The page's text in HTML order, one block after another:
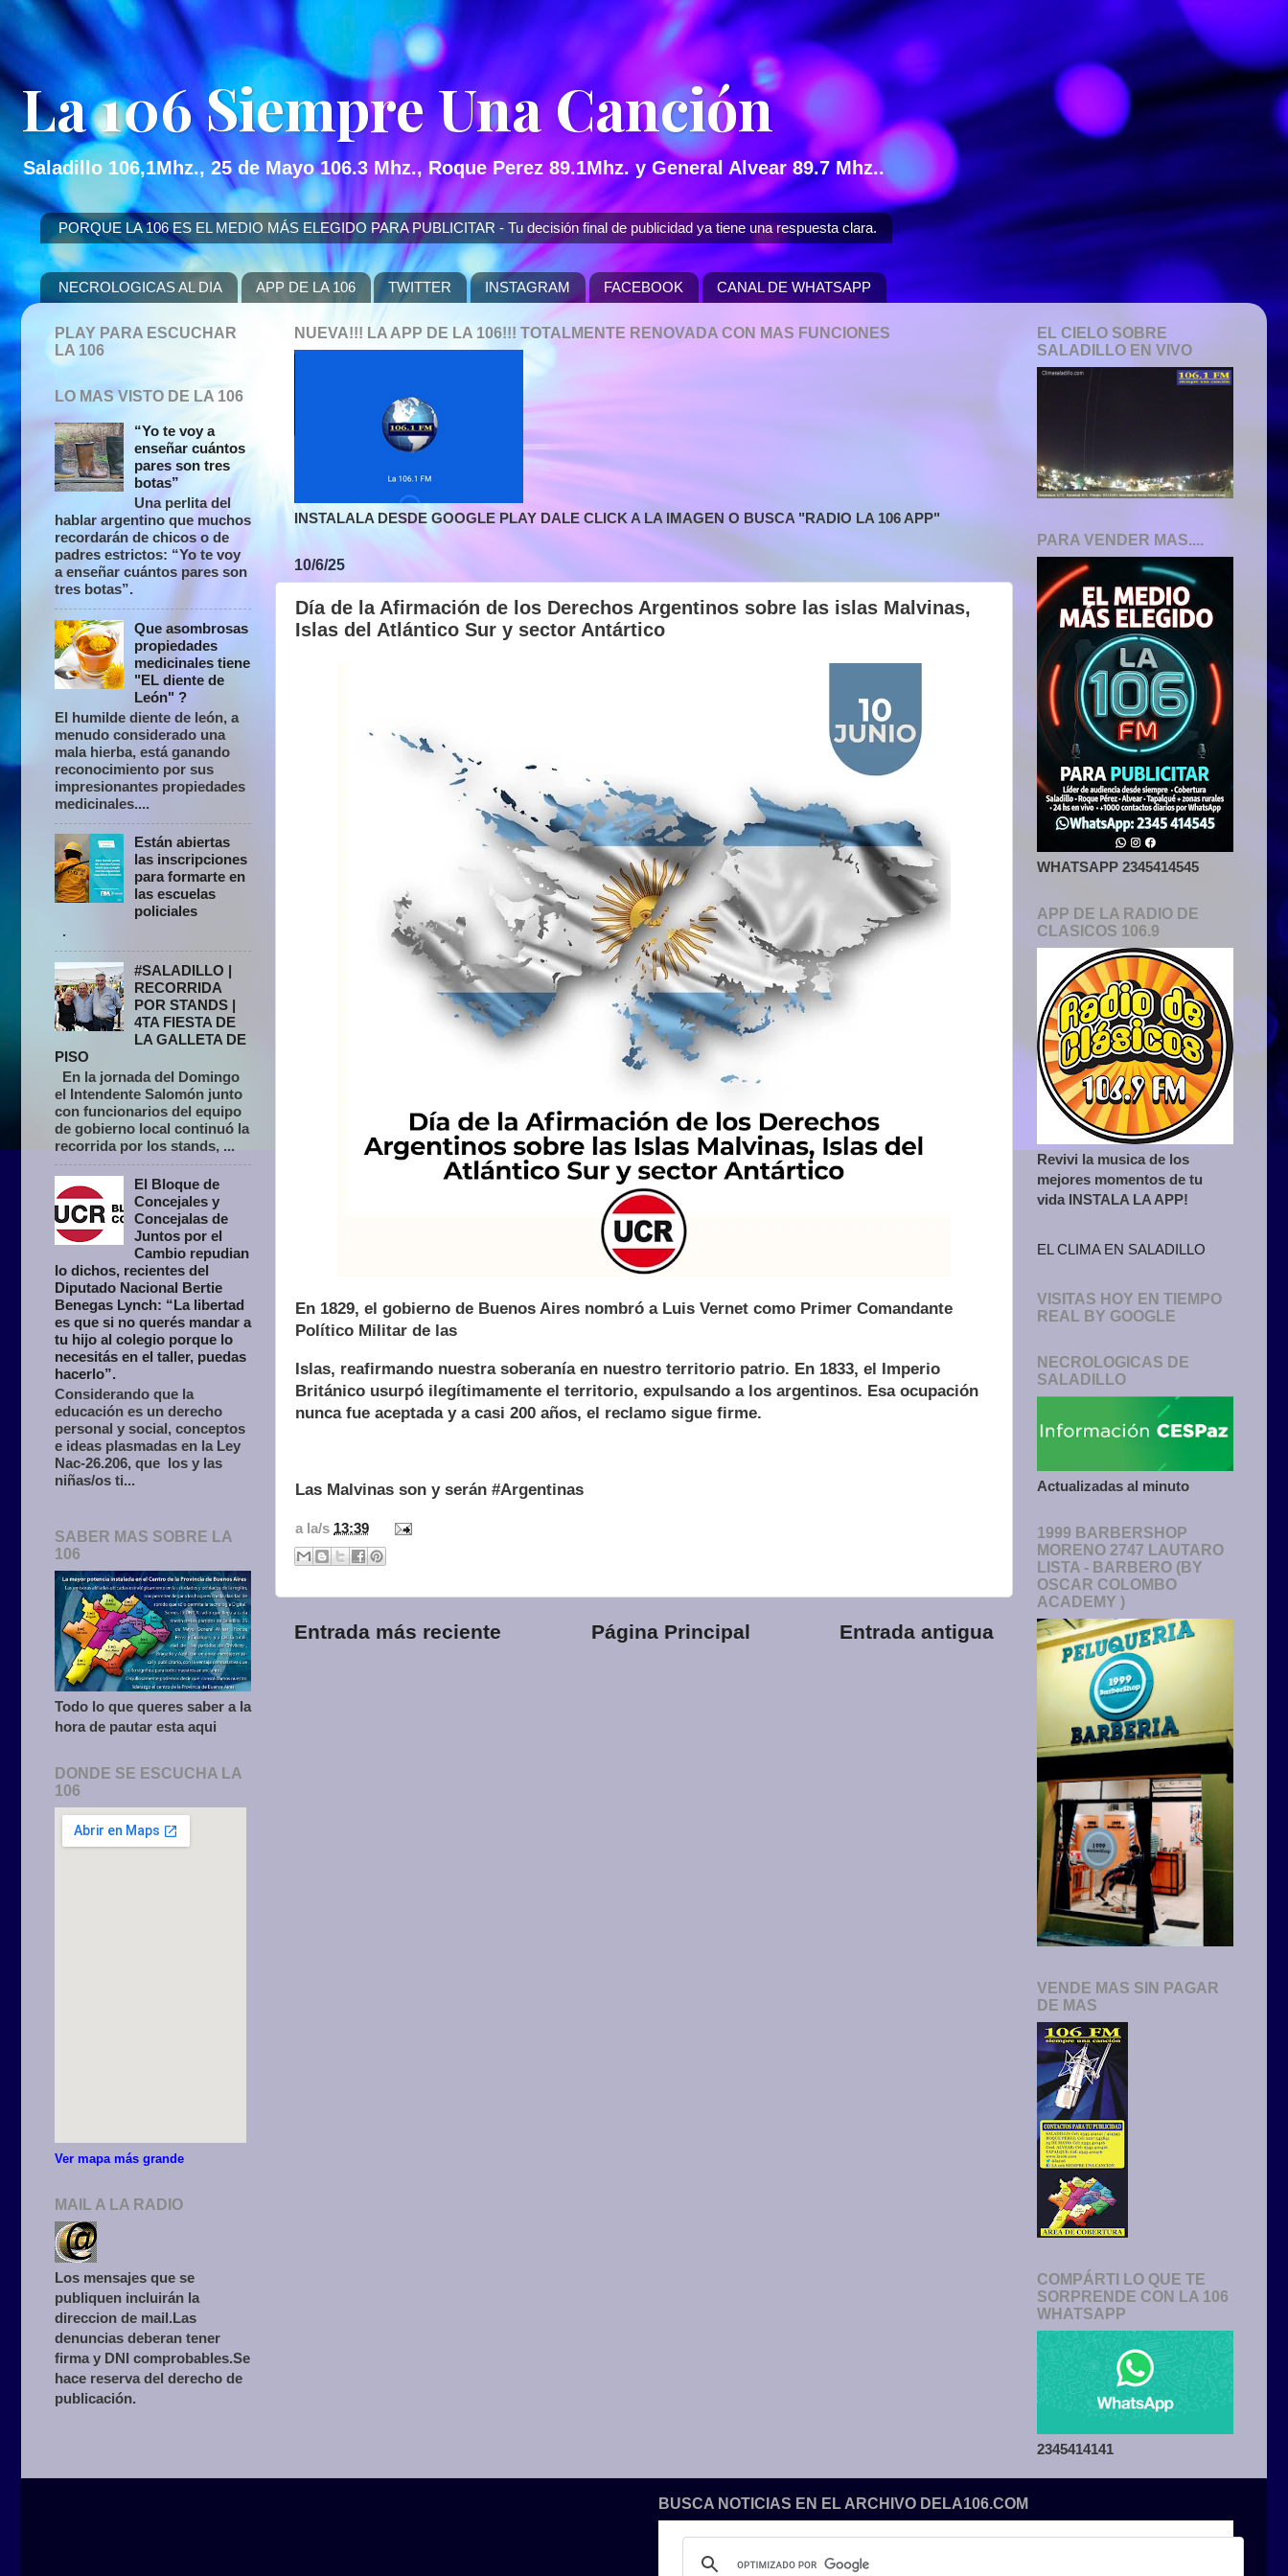
La 106 Siempre Una Canción
Saladillo 106,1Mhz., 25 de Mayo 106.3 Mhz., Roque Perez 89.1Mhz. y General Alvear 89.7 Mhz..
PORQUE LA 106 ES EL MEDIO MÁS ELEGIDO PARA PUBLICITAR - Tu decisión final de publicidad ya tiene una respuesta clara.
NECROLOGICAS AL DIA APP DE LA 106 TWITTER INSTAGRAM FACEBOOK CANAL DE WHATSAPP
NUEVA!!! LA APP DE LA 106!!! TOTALMENTE RENOVADA CON MAS FUNCIONES
INSTALALA DESDE GOOGLE PLAY DALE CLICK A LA IMAGEN O BUSCA "RADIO LA 106 APP"
10/6/25
Día de la Afirmación de los Derechos Argentinos sobre las islas Malvinas,
Islas del Atlántico Sur y sector Antártico
En 1829, el gobierno de Buenos Aires nombró a Luis Vernet como Primer Comandante
Político Militar de las
Islas, reafirmando nuestra soberanía en nuestro territorio patrio. En 1833, el Imperio
Británico usurpó ilegítimamente el territorio, expulsando a los argentinos. Esa ocupación
nunca fue aceptada y a casi 200 años, el reclamo sigue firme.
Las Malvinas son y serán #Argentinas
a la/s 13:39
Entrada más reciente Entrada antigua
Página Principal
PLAY PARA ESCUCHAR
LA 106
LO MAS VISTO DE LA 106
“Yo te voy a
enseñar cuántos
pares son tres
botas”
Una perlita del
hablar argentino que muchos
recordarán de chicos o de
padres estrictos: “Yo te voy
a enseñar cuántos pares son
tres botas”.
Que asombrosas
propiedades
medicinales tiene
"EL diente de
León" ?
El humilde diente de león, a
menudo considerado una
mala hierba, está ganando
reconocimiento por sus
impresionantes propiedades
medicinales....
Están abiertas
las inscripciones
para formarte en
las escuelas
policiales
.
#SALADILLO |
RECORRIDA
POR STANDS |
4TA FIESTA DE
LA GALLETA DE
PISO
En la jornada del Domingo
el Intendente Salomón junto
con funcionarios del equipo
de gobierno local continuó la
recorrida por los stands, ...
El Bloque de
Concejales y
Concejalas de
Juntos por el
Cambio repudian
lo dichos, recientes del
Diputado Nacional Bertie
Benegas Lynch: “La libertad
es que si no querés mandar a
tu hijo al colegio porque lo
necesitás en el taller, puedas
hacerlo”.
Considerando que la
educación es un derecho
personal y social, conceptos
e ideas plasmadas en la Ley
Nac-26.206, que los y las
niñas/os ti...
SABER MAS SOBRE LA
106
Todo lo que queres saber a la
hora de pautar esta aqui
DONDE SE ESCUCHA LA
106
Ver mapa más grande
MAIL A LA RADIO
Los mensajes que se
publiquen incluirán la
direccion de mail.Las
denuncias deberan tener
firma y DNI comprobables.Se
hace reserva del derecho de
publicación.
EL CIELO SOBRE
SALADILLO EN VIVO
PARA VENDER MAS....
WHATSAPP 2345414545
APP DE LA RADIO DE
CLASICOS 106.9
Revivi la musica de los
mejores momentos de tu
vida INSTALA LA APP!
EL CLIMA EN SALADILLO
VISITAS HOY EN TIEMPO
REAL BY GOOGLE
NECROLOGICAS DE
SALADILLO
Actualizadas al minuto
1999 BARBERSHOP
MORENO 2747 LAUTARO
LISTA - BARBERO (BY
OSCAR COLOMBO
ACADEMY )
VENDE MAS SIN PAGAR
DE MAS
COMPÁRTI LO QUE TE
SORPRENDE CON LA 106
WHATSAPP
2345414141
BUSCA NOTICIAS EN EL ARCHIVO DELA106.COM